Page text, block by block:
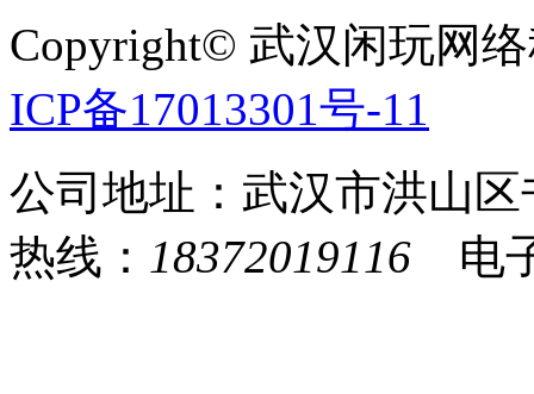
Copyright© 武汉闲玩
ICP备17013301号-11
公司地址：武汉市洪山
热线： 18372019116 电